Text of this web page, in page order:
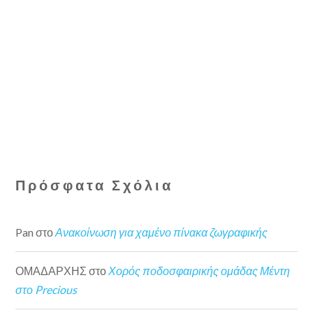
Πρόσφατα Σχόλια
Pan στοΑνακοίνωση για χαμένο πίνακα ζωγραφικής
ΟΜΑΔΑΡΧΗΣ στοΧορός ποδοσφαιρικής ομάδας Μέντη
στο Precious